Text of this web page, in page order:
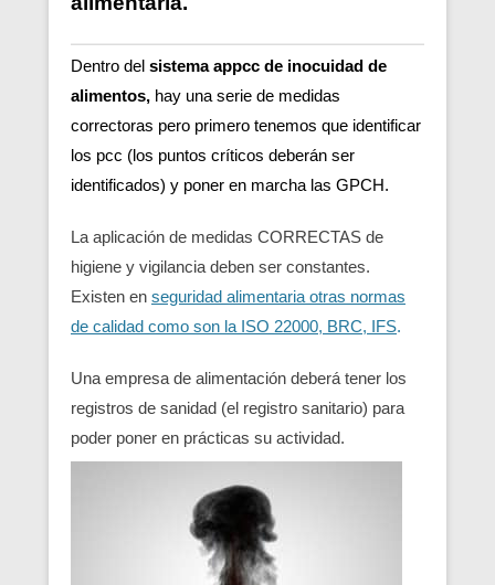
Dentro del sistema appcc de inocuidad de
alimentos, hay una serie de medidas
correctoras pero primero tenemos que identificar
los pcc (los puntos críticos deberán ser
identificados) y poner en marcha las GPCH.
La aplicación de medidas CORRECTAS de
higiene y vigilancia deben ser constantes.
Existen en seguridad alimentaria otras normas
de calidad como son la ISO 22000, BRC, IFS.
Una empresa de alimentación deberá tener los
registros de sanidad (el registro sanitario) para
poder poner en prácticas su actividad.